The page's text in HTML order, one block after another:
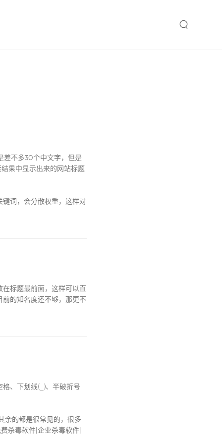
差不多30个中文字，但是
果中显示出来的网站标题
词，会分散权重，这样对
标题最前面，这样可以直
的知名度还不够，那更不
、下划线(_)、半破折号
余的都是很常见的，很多
杀毒软件|企业杀毒软件|